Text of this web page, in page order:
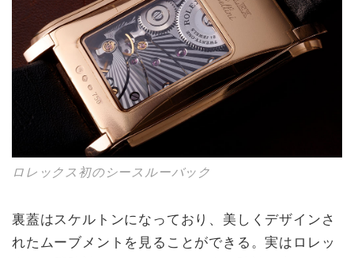
ロレックス初のシースルーバック
裏蓋はスケルトンになっており、美しくデザインさ
れたムーブメントを見ることができる。実はロレッ